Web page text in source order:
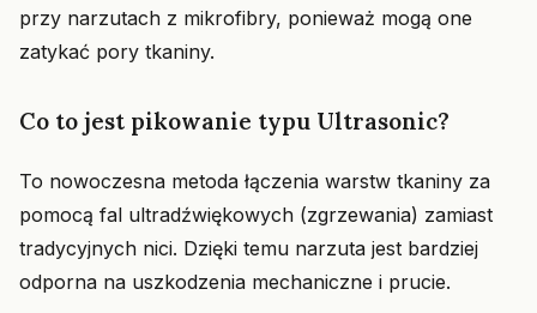
przy narzutach z mikrofibry, ponieważ mogą one
zatykać pory tkaniny.
Co to jest pikowanie typu Ultrasonic?
To nowoczesna metoda łączenia warstw tkaniny za
pomocą fal ultradźwiękowych (zgrzewania) zamiast
tradycyjnych nici. Dzięki temu narzuta jest bardziej
odporna na uszkodzenia mechaniczne i prucie.